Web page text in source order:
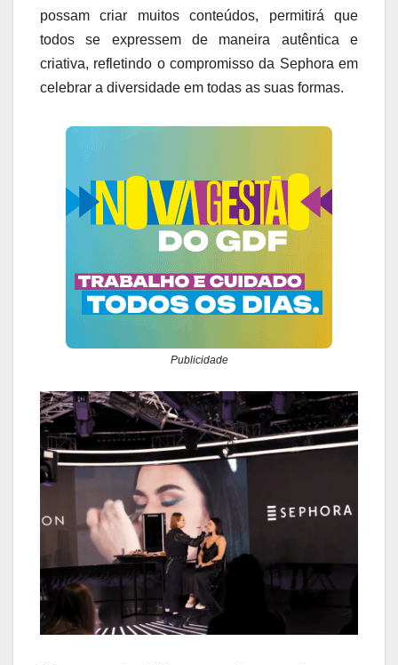
possam criar muitos conteúdos, permitirá que
todos se expressem de maneira autêntica e
criativa, refletindo o compromisso da Sephora em
celebrar a diversidade em todas as suas formas.
Publicidade